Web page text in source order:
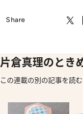
Share
片倉真理のとき
この連載の別の記事を読む